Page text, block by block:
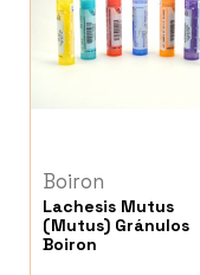
Boiron
Lachesis Mutus
(Mutus) Gránulos
Boiron